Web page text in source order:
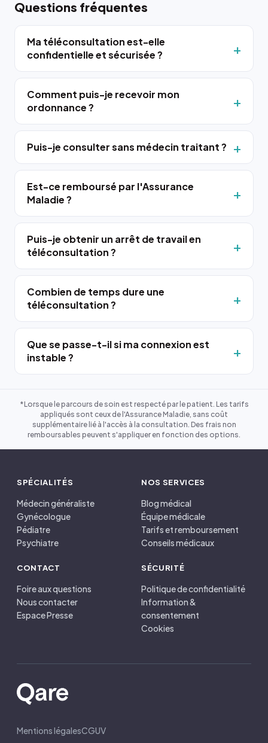
Questions fréquentes
Ma téléconsultation est-elle
confidentielle et sécurisée ?
Comment puis-je recevoir mon
ordonnance ?
Puis-je consulter sans médecin traitant ?
Est-ce remboursé par l'Assurance
Maladie ?
Puis-je obtenir un arrêt de travail en
téléconsultation ?
Combien de temps dure une
téléconsultation ?
Que se passe-t-il si ma connexion est
instable ?
*Lorsque le parcours de soin est respecté par le patient. Les tarifs
appliqués sont ceux de l'Assurance Maladie, sans coût
supplémentaire lié à l'accès à la consultation. Des frais non
remboursables peuvent s'appliquer en fonction des options.
SPÉCIALITÉS
Médecin généraliste
Gynécologue
Pédiatre
Psychiatre
NOS SERVICES
Blog médical
Équipe médicale
Tarifs et remboursement
Conseils médicaux
CONTACT
Foire aux questions
Nous contacter
Espace Presse
SÉCURITÉ
Politique de confidentialité
Information &
consentement
Cookies
Mentions légalesCGUV